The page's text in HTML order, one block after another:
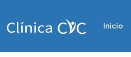
Inicio